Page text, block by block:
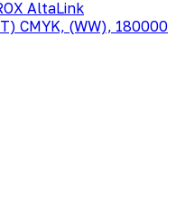
AltaLink
CMYK, (WW), 180000